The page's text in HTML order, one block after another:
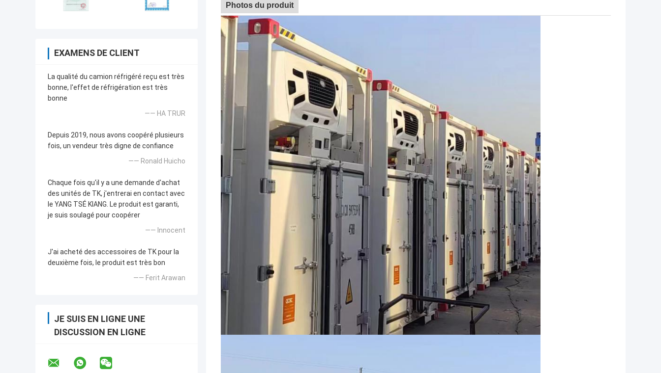
EXAMENS DE CLIENT
La qualité du camion réfrigéré reçu est très
bonne, l'effet de réfrigération est très
bonne
—— HA TRUR
Depuis 2019, nous avons coopéré plusieurs
fois, un vendeur très digne de confiance
—— Ronald Huicho
Chaque fois qu'il y a une demande d'achat
des unités de TK, j'entrerai en contact avec
le YANG TSÉ KIANG. Le produit est garanti,
je suis soulagé pour coopérer
—— Innocent
J'ai acheté des accessoires de TK pour la
deuxième fois, le produit est très bon
—— Ferit Arawan
JE SUIS EN LIGNE UNE
DISCUSSION EN LIGNE
Photos du produit